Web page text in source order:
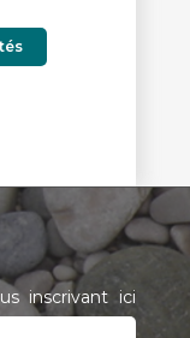
inscrivant ici